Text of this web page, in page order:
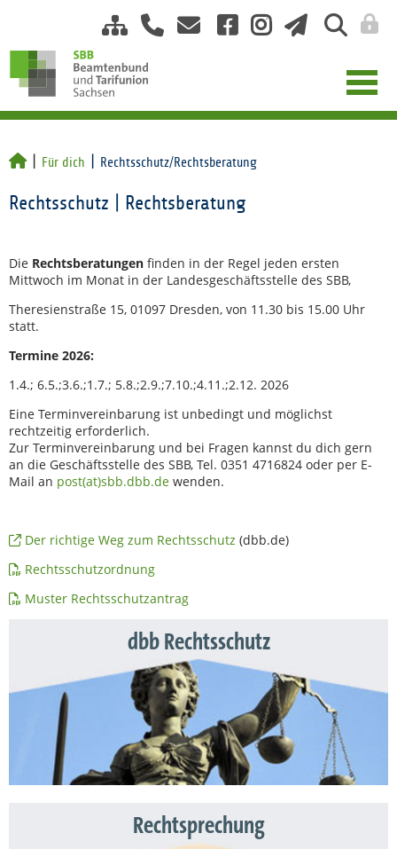
Für dich Rechtsschutz/Rechtsberatung
Rechtsschutz | Rechtsberatung
Die Rechtsberatungen finden in der Regel jeden ersten
Mittwoch im Monat in der Landesgeschäftsstelle des SBB,
Theresienstraße 15, 01097 Dresden, von 11.30 bis 15.00 Uhr
statt.
Termine 2026:
1.4.; 6.5.;3.6.;1.7.; 5.8.;2.9.;7.10.;4.11.;2.12. 2026
Eine Terminvereinbarung ist unbedingt und möglichst
rechtzeitig erforderlich.
Zur Terminvereinbarung und bei Fragen kannst du dich gern
an die Geschäftsstelle des SBB, Tel. 0351 4716824 oder per E-
Mail an post(at)sbb.dbb.de wenden.
Der richtige Weg zum Rechtsschutz (dbb.de)
Rechtsschutzordnung
Muster Rechtsschutzantrag
dbb Rechtsschutz
Rechtsprechung